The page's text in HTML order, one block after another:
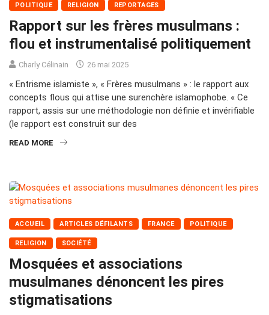
POLITIQUE RELIGION REPORTAGES
Rapport sur les frères musulmans :
flou et instrumentalisé politiquement
Charly Célinain 26 mai 2025
« Entrisme islamiste », « Frères musulmans » : le rapport aux
concepts flous qui attise une surenchère islamophobe. « Ce
rapport, assis sur une méthodologie non définie et invérifiable
(le rapport est construit sur des
READ MORE
ACCUEIL ARTICLES DÉFILANTS FRANCE POLITIQUE
RELIGION SOCIÉTÉ
Mosquées et associations
musulmanes dénoncent les pires
stigmatisations